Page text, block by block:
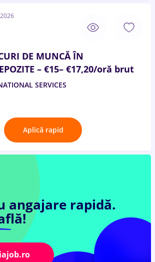
DE MUNCĂ ÎN
– €15– €17,20/oră brut
SERVICES
Aplică rapid
angajare rapidă.